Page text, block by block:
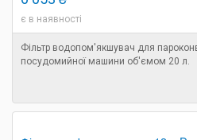
є в наявності
Фільтр водопом'якшувач для
посудомийної машини об'ємом 20 л.